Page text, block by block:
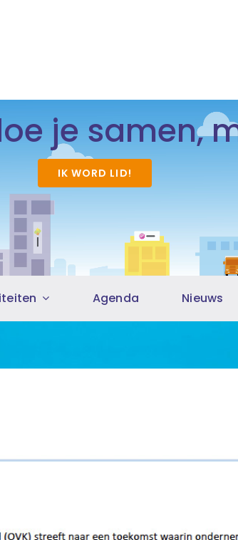
je samen,
IK WORD LID!
Agenda Nieuws